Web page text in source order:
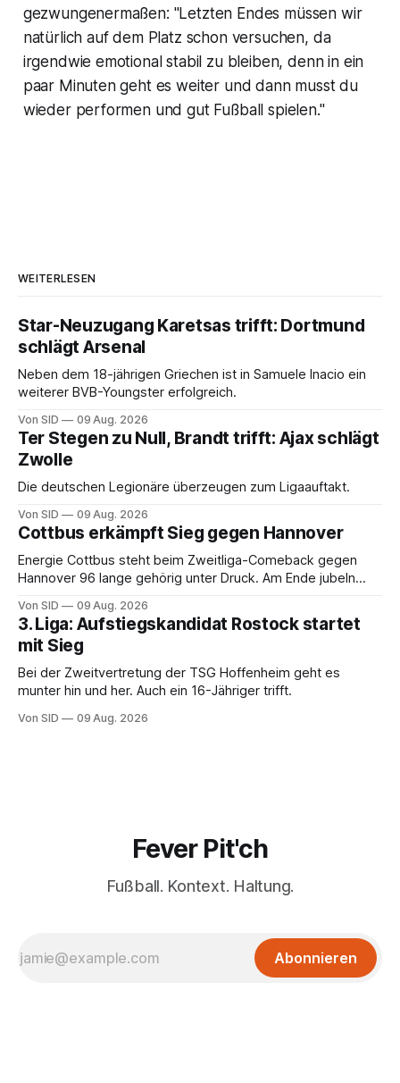
gezwungenermaßen: "Letzten Endes müssen wir
natürlich auf dem Platz schon versuchen, da
irgendwie emotional stabil zu bleiben, denn in ein
paar Minuten geht es weiter und dann musst du
wieder performen und gut Fußball spielen."
WEITERLESEN
Star-Neuzugang Karetsas trifft: Dortmund
schlägt Arsenal
Neben dem 18-jährigen Griechen ist in Samuele Inacio ein
weiterer BVB-Youngster erfolgreich.
Von SID 09 Aug. 2026
Ter Stegen zu Null, Brandt trifft: Ajax schlägt
Zwolle
Die deutschen Legionäre überzeugen zum Ligaauftakt.
Von SID 09 Aug. 2026
Cottbus erkämpft Sieg gegen Hannover
Energie Cottbus steht beim Zweitliga-Comeback gegen
Hannover 96 lange gehörig unter Druck. Am Ende jubeln
Von SID 09 Aug. 2026
3. Liga: Aufstiegskandidat Rostock startet
mit Sieg
Bei der Zweitvertretung der TSG Hoffenheim geht es
munter hin und her. Auch ein 16-Jähriger trifft.
Von SID 09 Aug. 2026
Fever Pit'ch
Fußball. Kontext. Haltung.
Abonnieren